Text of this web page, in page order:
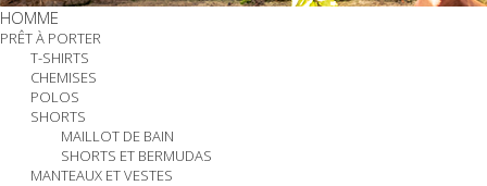
HOMME
PRÊT À PORTER
T-SHIRTS
CHEMISES
POLOS
SHORTS
MAILLOT DE BAIN
SHORTS ET BERMUDAS
MANTEAUX ET VESTES